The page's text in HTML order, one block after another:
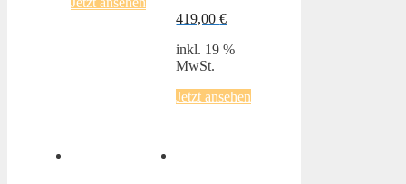
419,00€
inkl. 19 %
MwSt.
Jetzt ansehen